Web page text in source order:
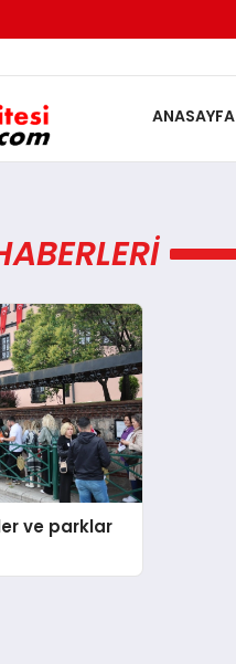
ANASAYFA
ve parklar